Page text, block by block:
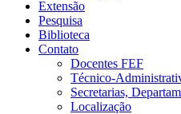
Extensão
Pesquisa
Biblioteca
Contato
Docentes FEF
Técnico-
Secretarias,
Localização